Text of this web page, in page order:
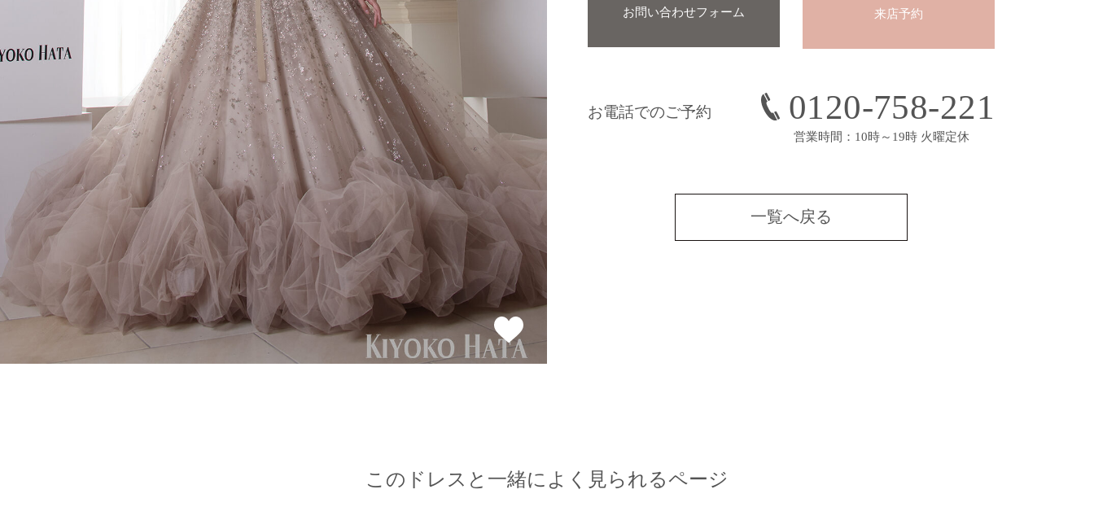
お問い合わせフォーム 来店予約
お電話でのご予約 0120-758-221
営業時間：10時～19時 火曜定休
一覧へ戻る
このドレスと一緒によく見られるページ